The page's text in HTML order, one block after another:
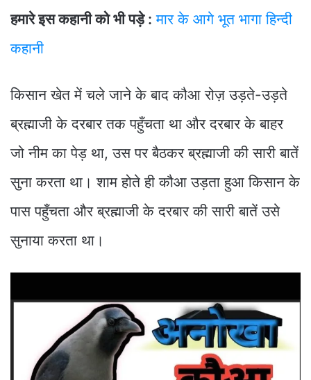
हमारे इस कहानी को भी पड़े : मार के आगे भूत भागा हिन्दी
कहानी
किसान खेत में चले जाने के बाद कौआ रोज़ उड़ते-उड़ते
ब्रह्माजी के दरबार तक पहुँचता था और दरबार के बाहर
जो नीम का पेड़ था, उस पर बैठकर ब्रह्माजी की सारी बातें
सुना करता था। शाम होते ही कौआ उड़ता हुआ किसान के
पास पहुँचता और ब्रह्माजी के दरबार की सारी बातें उसे
सुनाया करता था।